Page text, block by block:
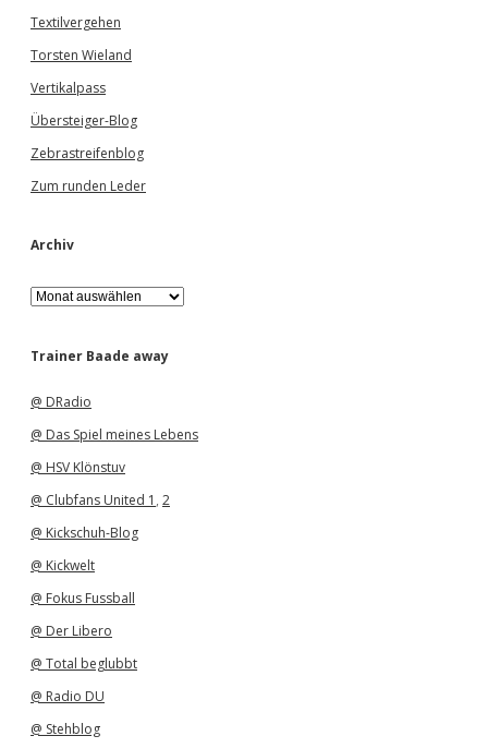
Textilvergehen
Torsten Wieland
Vertikalpass
Übersteiger-Blog
Zebrastreifenblog
Zum runden Leder
Archiv
A
r
h
Trainer Baade away
@ DRadio
@ Das Spiel meines Lebens
@ HSV Klönstuv
@ Clubfans United 1 , 2
@ Kickschuh-Blog
@ Kickwelt
@ Fokus Fussball
@ Der Libero
@ Total beglubbt
@ Radio DU
@ Stehblog